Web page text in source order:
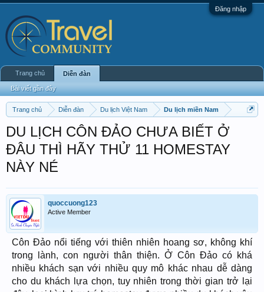
Đăng nhập
Trang chủ Diễn đàn Du lịch Việt Nam Du lịch miền Nam
DU LỊCH CÔN ĐẢO CHƯA BIẾT Ở
ĐÂU THÌ HÃY THỬ 11 HOMESTAY
NÀY NÉ
quoccuong123
Active Member
Côn Đảo nổi tiếng với thiên nhiên hoang sơ, không khí
trong lành, con người thân thiện. Ở Côn Đảo có khá
nhiều khách sạn với nhiều quy mô khác nhau dễ dàng
cho du khách lựa chọn, tuy nhiên trong thời gian trở lại
Trang chủ Diễn đàn
Bài viết gần đây